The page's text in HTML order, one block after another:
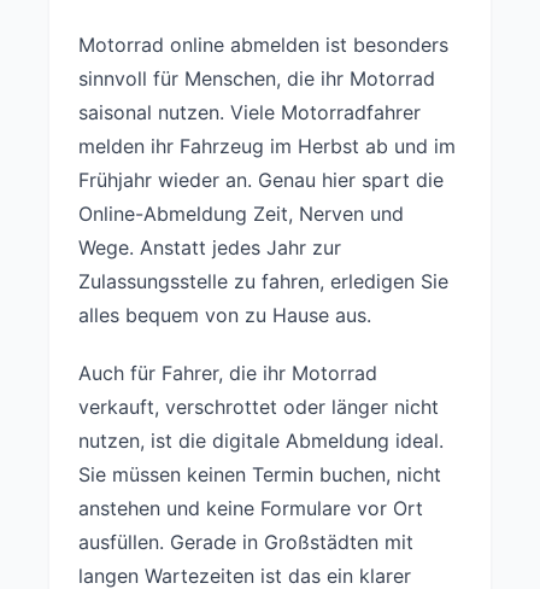
Motorrad online abmelden ist besonders
sinnvoll für Menschen, die ihr Motorrad
saisonal nutzen. Viele Motorradfahrer
melden ihr Fahrzeug im Herbst ab und im
Frühjahr wieder an. Genau hier spart die
Online-Abmeldung Zeit, Nerven und
Wege. Anstatt jedes Jahr zur
Zulassungsstelle zu fahren, erledigen Sie
alles bequem von zu Hause aus.
Auch für Fahrer, die ihr Motorrad
verkauft, verschrottet oder länger nicht
nutzen, ist die digitale Abmeldung ideal.
Sie müssen keinen Termin buchen, nicht
anstehen und keine Formulare vor Ort
ausfüllen. Gerade in Großstädten mit
langen Wartezeiten ist das ein klarer